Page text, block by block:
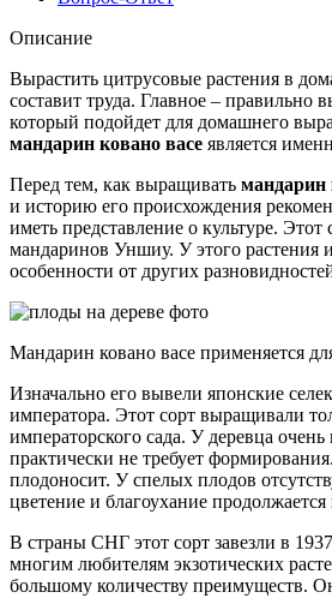
Описание
Вырастить цитрусовые растения в
составит труда. Главное – правильно
который подойдет для домашнего
мандарин ковано васе является
Перед тем, как выращивать мандарин
и историю его происхождения
иметь представление о культуре. Этот
мандаринов Уншиу. У этого растения
особенности от других
Мандарин ковано васе применяется
Изначально его вывели японские
императора. Этот сорт выращивали
императорского сада. У деревца очень
практически не требует
плодоносит. У спелых плодов
цветение и благоухание продолжается
В страны СНГ этот сорт завезли в
многим любителям экзотических
большому количеству преимуществ.